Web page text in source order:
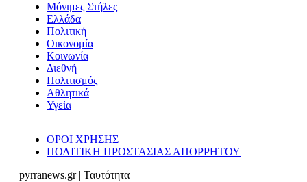
Μόνιμες Στήλες
Ελλάδα
Πολιτική
Οικονομία
Κοινωνία
Διεθνή
Πολιτισμός
Αθλητικά
Υγεία
ΟΡΟΙ ΧΡΗΣΗΣ
ΠΟΛΙΤΙΚΗ ΠΡΟΣΤΑΣΙΑΣ ΑΠΟΡΡΗΤΟΥ
pyrranews.gr | Ταυτότητα